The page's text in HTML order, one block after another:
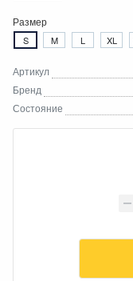
Размер
S M L XL
Артикул
Бренд
Состояние